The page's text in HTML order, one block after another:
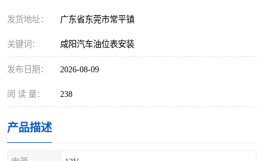
发货地址： 广东省东莞市常平镇
关键词： 咸阳汽车油位表安装
发布日期： 2026-08-09
阅 读 量： 238
产品描述